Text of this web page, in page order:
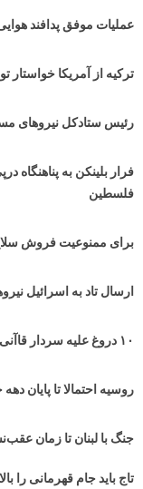
عملیات موفق پدافند
ترکیه از آمریکا خواستار
رئیس ستادکل نیروهای
فرار بلینکن به
فلسطین
برای ممنوعیت فروش
ارسال تاد به اسرائیل
۱۰ دروغ علیه سردار قاآنی و خانواده اش
روسیه احتمالا تا پایان
جنگ با لبنان تا زمان
تاج باید جام قهرمانی را